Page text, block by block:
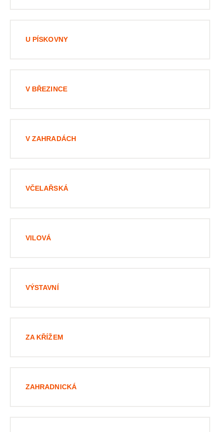
U PÍSKOVNY
V BŘEZINCE
V ZAHRADÁCH
VČELAŘSKÁ
VILOVÁ
VÝSTAVNÍ
ZA KŘÍŽEM
ZAHRADNICKÁ